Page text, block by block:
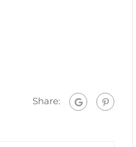
Share: